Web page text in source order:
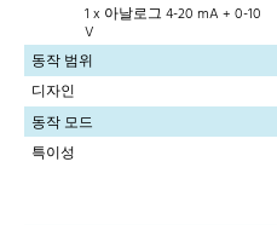
1 x 아날로그 4-20 mA + 0-10
V
동작 범위
디자인
동작 모드
특이성